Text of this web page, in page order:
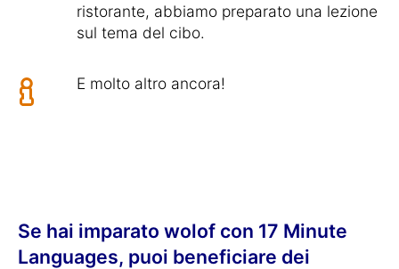
ristorante, abbiamo preparato una lezione
sul tema del cibo.
E molto altro ancora!
Se hai imparato wolof con 17 Minute
Languages, puoi beneficiare dei